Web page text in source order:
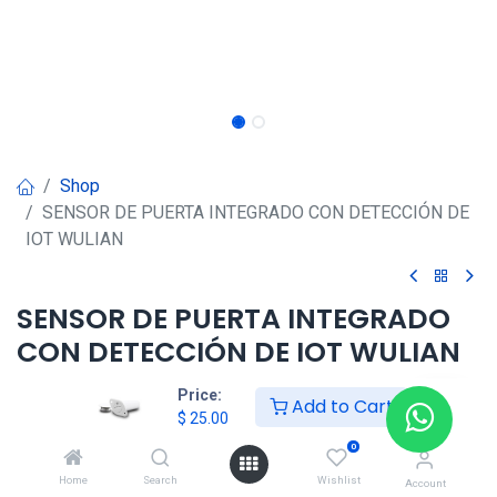
Price:
$ 25.00 Add to Cart
Home Search
0
Wishlist Account
Shop
SENSOR DE PUERTA INTEGRADO CON DETECCIÓN DE
IOT WULIAN
SENSOR DE PUERTA INTEGRADO
CON DETECCIÓN DE IOT WULIAN
25.00$68.00
HONG KONG SMART